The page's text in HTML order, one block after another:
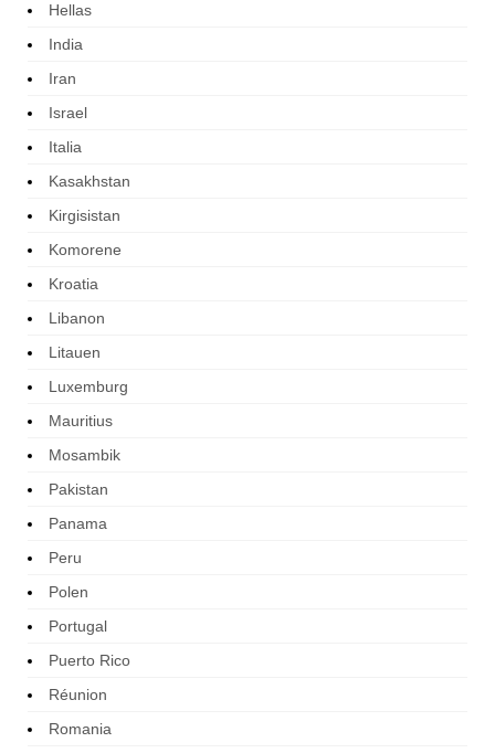
Hellas
India
Iran
Israel
Italia
Kasakhstan
Kirgisistan
Komorene
Kroatia
Libanon
Litauen
Luxemburg
Mauritius
Mosambik
Pakistan
Panama
Peru
Polen
Portugal
Puerto Rico
Réunion
Romania